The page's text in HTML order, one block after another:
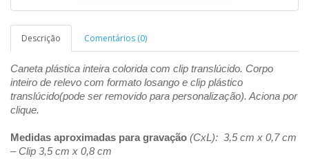
Descrição Comentários (0)
Caneta plástica inteira colorida com clip translúcido. Corpo
inteiro de relevo com formato losango e clip plástico
translúcido(pode ser removido para personalização). Aciona por
clique.
Medidas aproximadas para gravação (CxL): 3,5 cm x 0,7 cm
– Clip 3,5 cm x 0,8 cm